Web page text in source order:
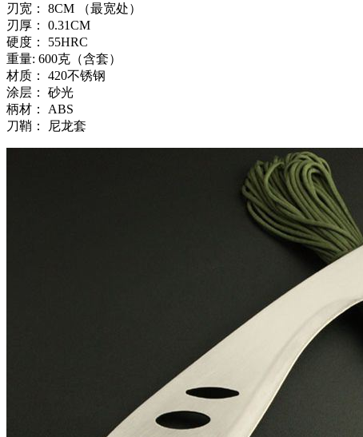
刃宽： 8CM （最宽处）
刃厚： 0.31CM
硬度： 55HRC
重量: 600克（含套）
材质： 420不锈钢
涂层： 砂光
柄材： ABS
刀鞘： 尼龙套